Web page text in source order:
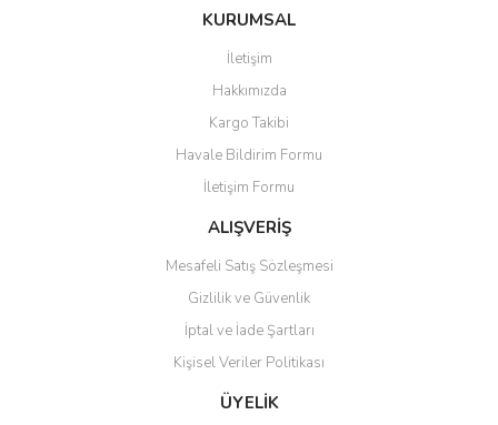
Bu ürüne ilk yorumu siz yapın!
Ürün resmi kalitesiz, bozuk veya görüntülenemiyor.
Ürün açıklamasında eksik bilgiler bulunuyor.
Ürün bilgilerinde hatalar bulunuyor.
Ürün fiyatı diğer sitelerden daha pahalı.
Bu ürüne benzer farklı alternatifler olmalı.
Gönder
KURUMSAL
İletişim
Hakkımızda
Kargo Takibi
Havale Bildirim Formu
İletişim Formu
ALIŞVERİŞ
Mesafeli Satış Sözleşmesi
Gizlilik ve Güvenlik
İptal ve İade Şartları
Kişisel Veriler Politikası
ÜYELİK